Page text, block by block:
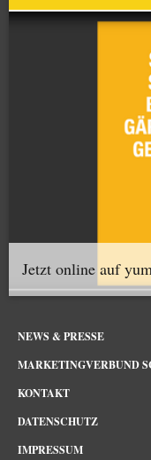
Jetzt online auf
NEWS & PRESSE
MARKETINGVERBUND
KONTAKT
DATENSCHUTZ
IMPRESSUM